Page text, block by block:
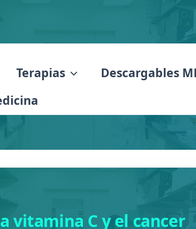
Terapias
Descargables
vitamina C y el cancer